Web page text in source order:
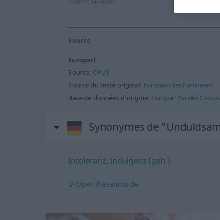
Source
Europarl
Source: OPUS
Source du texte original: Europäisches Parlament
Base de données d'origine: Europarl Parallel Corups
Synonymes de
Intoleranz, Indulgenz (geh.)
© OpenThesaurus.de